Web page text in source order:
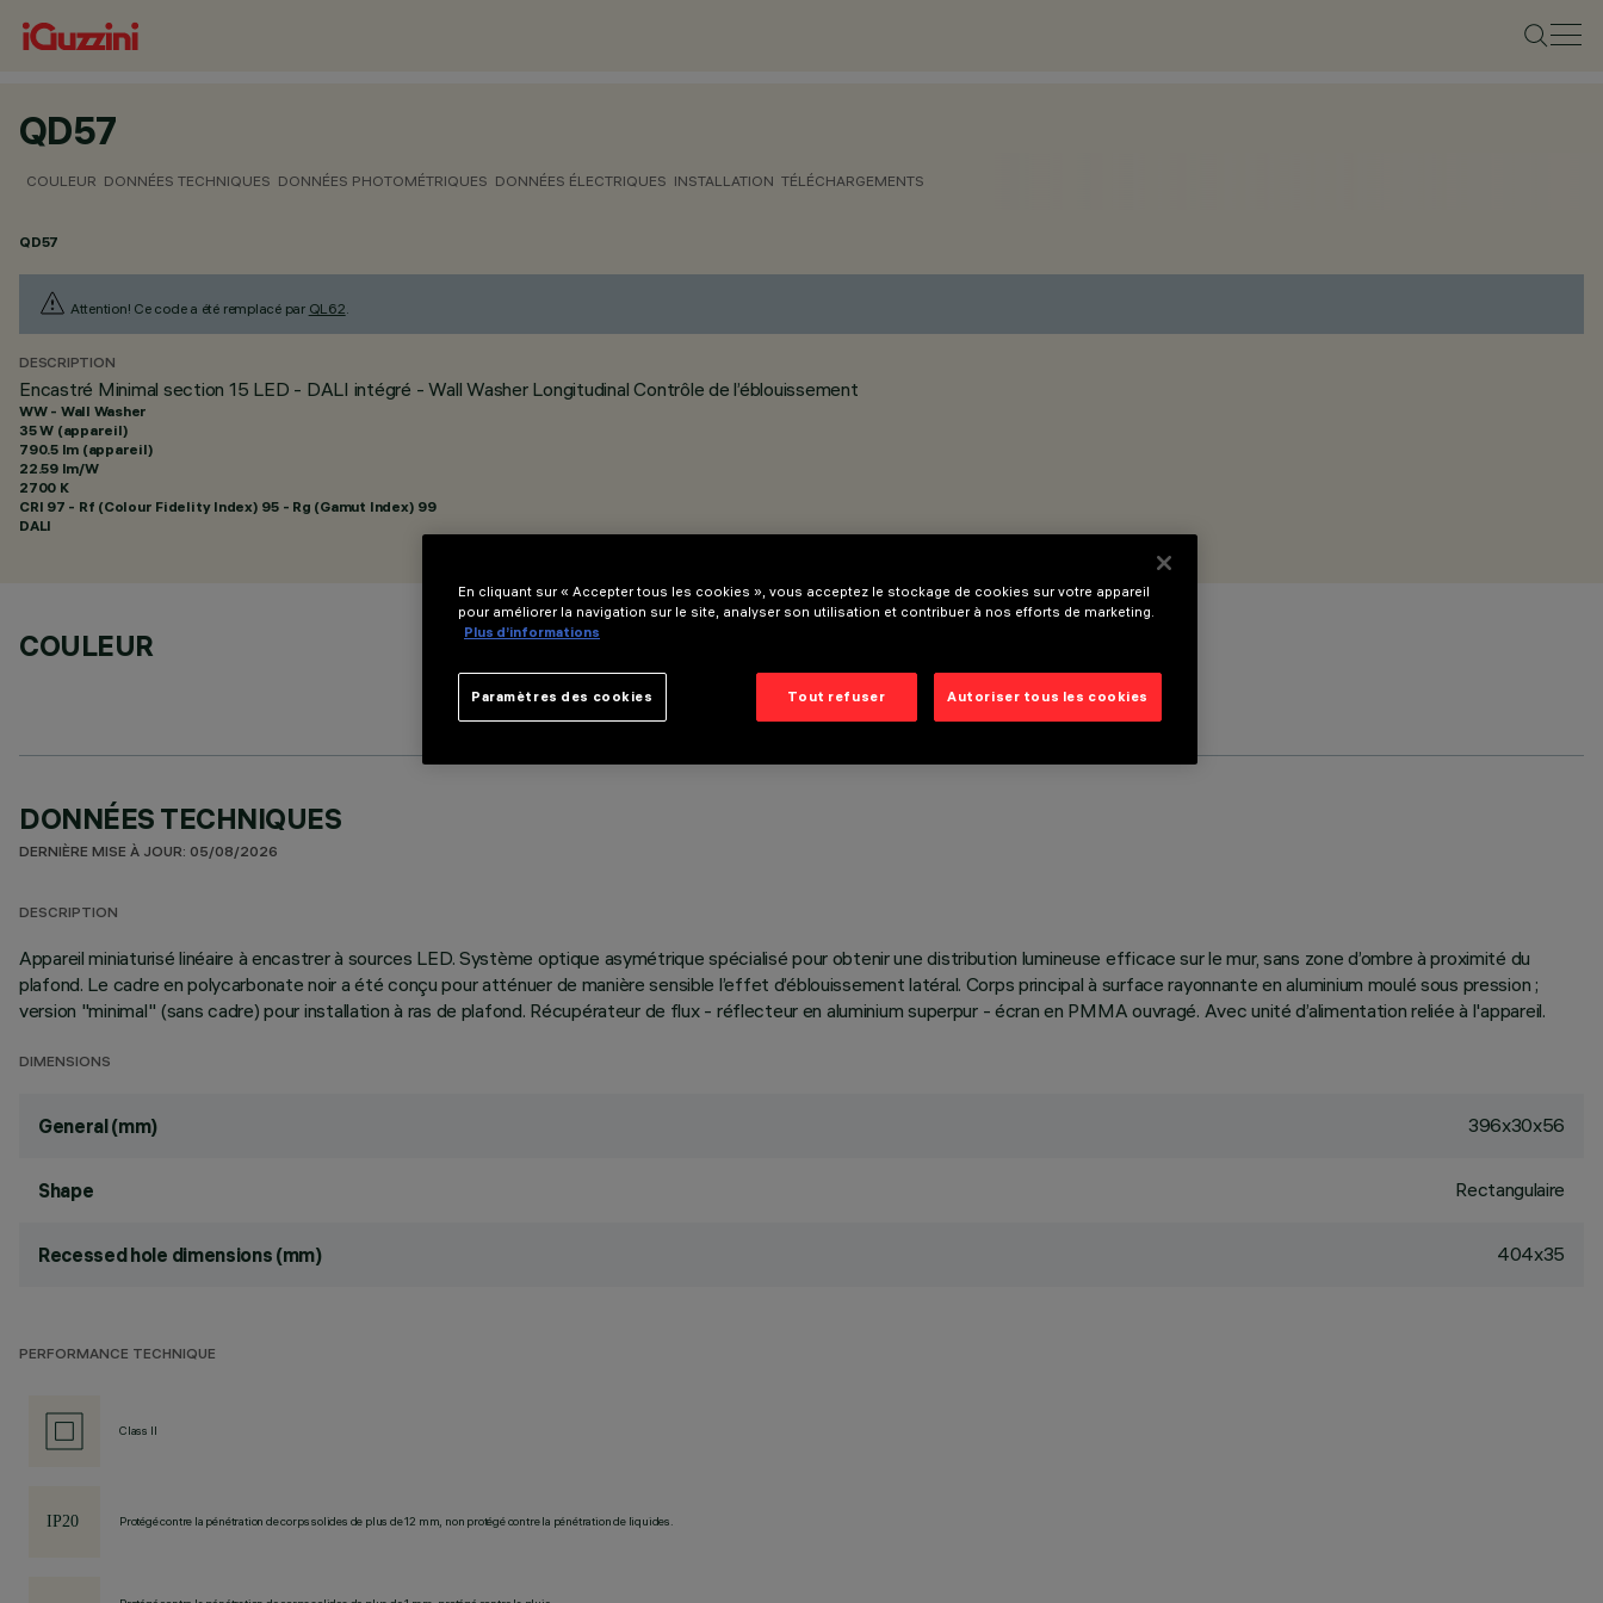
QD57
COULEUR DONNÉES TECHNIQUES DONNÉES PHOTOMÉTRIQUES DONNÉES ÉLECTRIQUES INSTALLATION TÉLÉCHARGEMENTS
QD57
Attention! Ce code a été remplacé par QL62.
DESCRIPTION
Encastré Minimal section 15 LED - DALI intégré - Wall Washer Longitudinal Contrôle de l’éblouissement
WW - Wall Washer
35 W (appareil)
790.5 lm (appareil)
22.59 lm/W
2700 K
CRI 97 - Rf (Colour Fidelity Index) 95 - Rg (Gamut Index) 99
DALI
COULEUR
DONNÉES TECHNIQUES
DERNIÈRE MISE À JOUR: 05/08/2026
DESCRIPTION
Appareil miniaturisé linéaire à encastrer à sources LED. Système optique asymétrique spécialisé pour obtenir une distribution lumineuse efficace sur le mur, sans zone d’ombre à proximité du
plafond. Le cadre en polycarbonate noir a été conçu pour atténuer de manière sensible l’effet d’éblouissement latéral. Corps principal à surface rayonnante en aluminium moulé sous pression ;
version "minimal" (sans cadre) pour installation à ras de plafond. Récupérateur de flux - réflecteur en aluminium superpur - écran en PMMA ouvragé. Avec unité d’alimentation reliée à l'appareil.
DIMENSIONS
General (mm) 396x30x56
Shape Rectangulaire
Recessed hole dimensions (mm) 404x35
PERFORMANCE TECHNIQUE
Class II
Protégé contre la pénétration de corps solides de plus de 12 mm, non protégé contre la pénétration de liquides.
En cliquant sur « Accepter tous les cookies », vous acceptez le stockage de cookies sur votre appareil
pour améliorer la navigation sur le site, analyser son utilisation et contribuer à nos efforts de marketing.
Plus d’informations
Tout refuser Autoriser tous les cookies
Paramètres des cookies